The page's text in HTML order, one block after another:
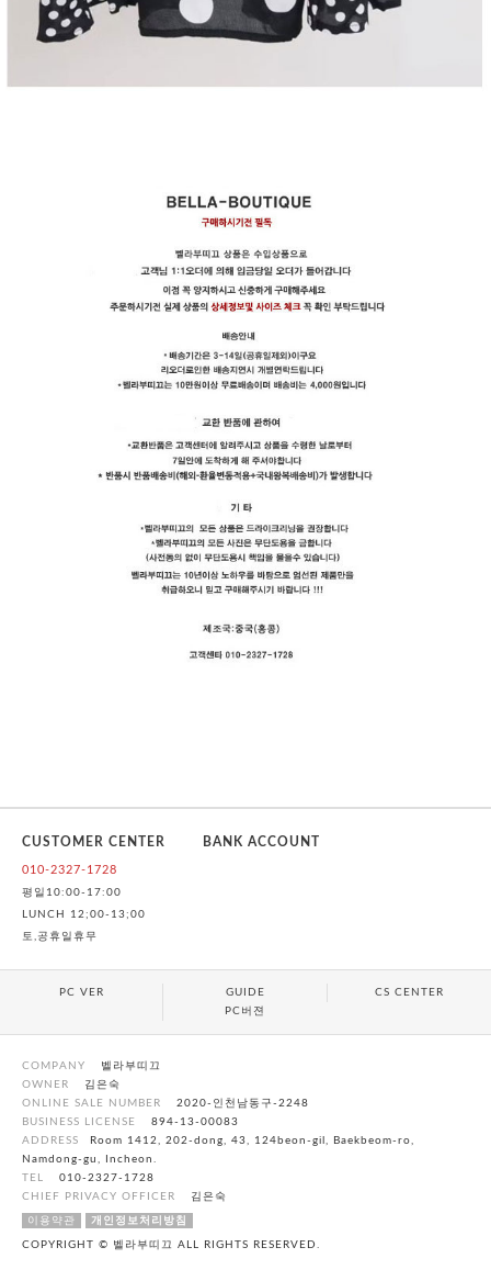
CUSTOMER CENTER
010-2327-1728
평일10:00-17:00
LUNCH 12;00-13;00
토,공휴일휴무
BANK ACCOUNT
PC VER GUIDE
CS CENTER
PC버젼
COMPANY
벨라부띠끄
OWNER
김은숙
ONLINE SALE NUMBER
2020-인천남동구-2248
BUSINESS LICENSE
894-13-00083
ADDRESS
Room 1412, 202-dong, 43, 124beon-gil, Baekbeom-ro,
Namdong-gu, Incheon.
TEL
010-2327-1728
CHIEF PRIVACY OFFICER
김은숙
이용약관 개인정보처리방침
COPYRIGHT © 벨라부띠끄 ALL RIGHTS RESERVED.